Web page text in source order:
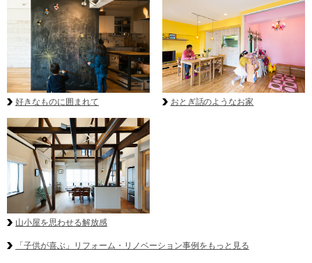
好きなものに囲まれて おとぎ話のようなお家
山小屋を思わせる解放感
「子供が喜ぶ」リフォーム・リノベーション事例をもっと見る